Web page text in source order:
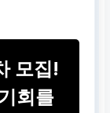
모집!
회를